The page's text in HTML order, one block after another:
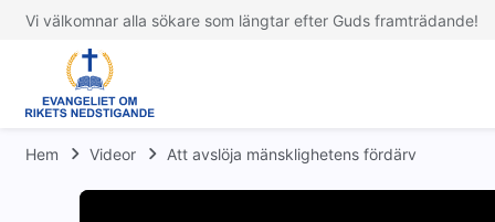
Vi välkomnar alla sökare som längtar efter Guds framträdande!
Hem Videor Att avslöja mänsklighetens fördärv